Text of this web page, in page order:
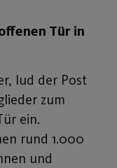
Tür in
lud der Post
zum
ein.
rund 1.000
und